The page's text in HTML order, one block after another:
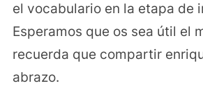
el vocabulario en la etapa de
Esperamos que os sea útil el
recuerda que compartir
abrazo.